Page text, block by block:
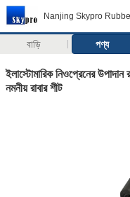
Nanjing Skypro
বাড়ি পণ্য
ইলাস্টোমারিক নিওপ্রেনের
নমনীয় রাবার শীট